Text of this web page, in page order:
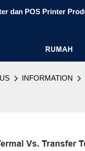
dan POS Printer
RUMAH
INFORMATION
Vs. Transfer